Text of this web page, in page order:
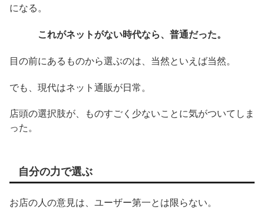
になる。
これがネットがない時代なら、普通だった。
目の前にあるものから選ぶのは、当然といえば当然。
でも、現代はネット通販が日常。
店頭の選択肢が、ものすごく少ないことに気がついてしま
った。
自分の力で選ぶ
お店の人の意見は、ユーザー第一とは限らない。